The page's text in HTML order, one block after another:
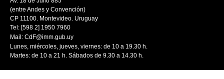
(entre Andes y Convención)
CP 11100. Montevideo. Uruguay
Tel: [598 2] 1950 7960
Mail: CdF@imm.gub.uy
Lunes, miércoles, jueves, viernes: de 10 a 19.30 h.
Martes: de 10 a 21 h. Sábados de 9.30 a 14.30 h.